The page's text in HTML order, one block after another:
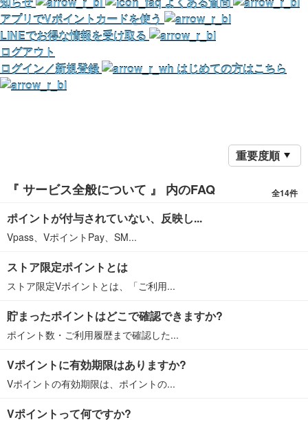
アプリでVポイントカードを使う
LINEでお得な情報を受け取る
ログアウト
ログイン／新規登録
はじめての方はこちら
重要度順
『 サービス全般について 』 内のFAQ 全14件
ポイントが付与されていない、反映し...
Vpass、VポイントPay、SM...
ストア限定ポイントとは
ストア限定Vポイントとは、「ご利用...
貯まったポイントはどこで確認できますか?
ポイント数・ご利用履歴まで確認した...
Vポイントに有効期限はありますか?
Vポイントの有効期限は、ポイントの...
Vポイントって何ですか?